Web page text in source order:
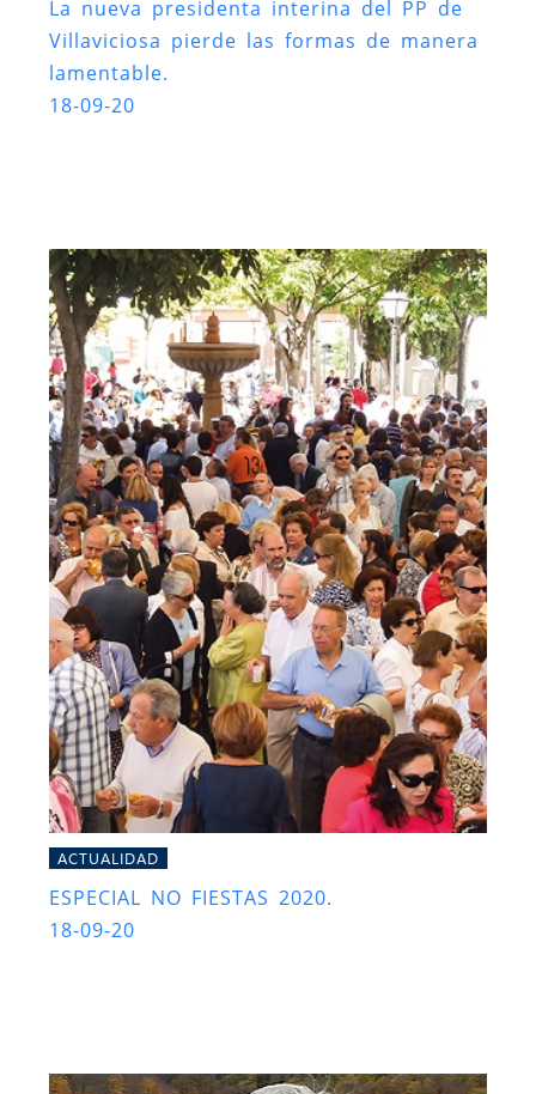
La nueva presidenta interina del PP de
Villaviciosa pierde las formas de manera
lamentable.
18-09-20
ACTUALIDAD
ESPECIAL NO FIESTAS 2020.
18-09-20